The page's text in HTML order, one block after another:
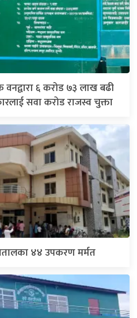
वनद्वारा ६ करोड ७३ लाख बढी
सवा करोड राजस्व चुक्ता
४४ उपकरण मर्मत